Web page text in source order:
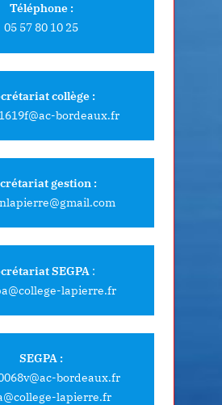
Téléphone :
05 57 80 10 25
collège :
bordeaux.fr
gestion :
SEGPA :
lapierre.fr
SEGPA :
bordeaux.fr
lapierre.fr